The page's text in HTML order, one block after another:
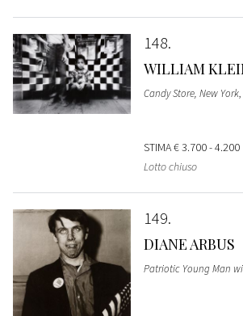
148
WILLIAM
Candy Store, New York,
STIMA€ 3.700 - 4.200
Lotto chiuso
149
DIANE ARBUS
Patriotic Young Man